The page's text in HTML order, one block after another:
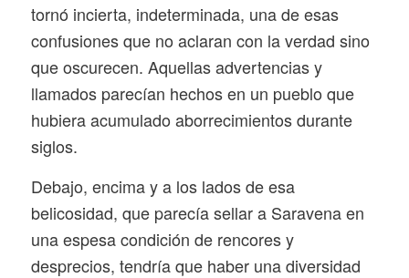
tornó incierta, indeterminada, una de esas
confusiones que no aclaran con la verdad sino
que oscurecen. Aquellas advertencias y
llamados parecían hechos en un pueblo que
hubiera acumulado aborrecimientos durante
siglos.
Debajo, encima y a los lados de esa
belicosidad, que parecía sellar a Saravena en
una espesa condición de rencores y
desprecios, tendría que haber una diversidad